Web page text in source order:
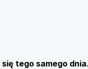
się tego samego dnia